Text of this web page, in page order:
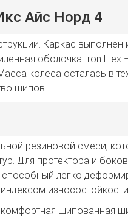
Айс Норд 4
Каркас выполнен
оболочка Iron Flex
колеса осталась в
шипов.
резиновой смеси,
Для протектора и
легко
комфортная шипованная